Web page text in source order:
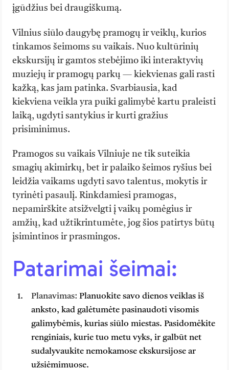
įgūdžius bei draugiškumą.
Vilnius siūlo daugybę pramogų ir veiklų, kurios
tinkamos šeimoms su vaikais. Nuo kultūrinių
ekskursijų ir gamtos stebėjimo iki interaktyvių
muziejų ir pramogų parkų — kiekvienas gali rasti
kažką, kas jam patinka. Svarbiausia, kad
kiekviena veikla yra puiki galimybė kartu praleisti
laiką, ugdyti santykius ir kurti gražius
prisiminimus.
Pramogos su vaikais Vilniuje ne tik suteikia
smagių akimirkų, bet ir palaiko šeimos ryšius bei
leidžia vaikams ugdyti savo talentus, mokytis ir
tyrinėti pasaulį. Rinkdamiesi pramogas,
nepamirškite atsižvelgti į vaikų pomėgius ir
amžių, kad užtikrintumėte, jog šios patirtys būtų
įsimintinos ir prasmingos.
Patarimai šeimai:
Planavimas: Planuokite savo dienos veiklas iš
anksto, kad galėtumėte pasinaudoti visomis
galimybėmis, kurias siūlo miestas. Pasidomėkite
renginiais, kurie tuo metu vyks, ir galbūt net
sudalyvaukite nemokamose ekskursijose ar
užsiėmimuose.